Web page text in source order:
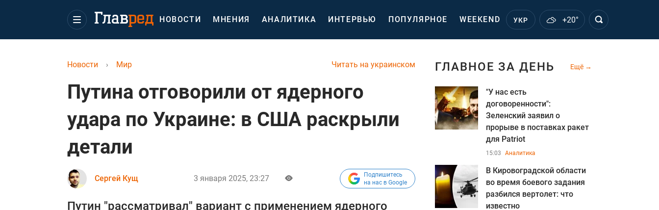
НОВОСТИ МНЕНИЯ АНАЛИТИКА ИНТЕРВЬЮ ПОПУЛЯРНОЕ WEEKEND УКР +20°
Читать на украинском
Новости › Мир
Путина отговорили от ядерного
удара по Украине: в США раскрыли
детали
Сергей Кущ 3 января 2025, 23:27
Подпишитесь
на нас в Google
Путин "рассматривал" вариант с применением ядерного
ГЛАВНОЕ ЗА ДЕНЬ Ещё
"У нас есть
договоренности":
Зеленский заявил о
прорыве в поставках ракет
для Patriot
15:03 Аналитика
В Кировоградской области
во время боевого задания
разбился вертолет: что
известно